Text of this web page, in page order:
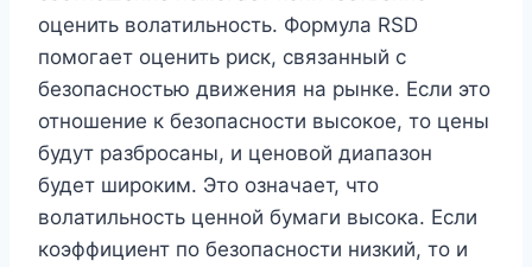
оценить волатильность. Формула RSD
помогает оценить риск, связанный с
безопасностью движения на рынке. Если это
отношение к безопасности высокое, то цены
будут разбросаны, и ценовой диапазон
будет широким. Это означает, что
волатильность ценной бумаги высока. Если
коэффициент по безопасности низкий, то и